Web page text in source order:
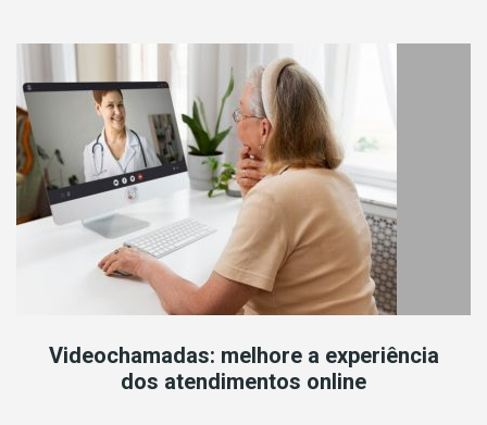
Videochamadas: melhore a experiência
dos atendimentos online